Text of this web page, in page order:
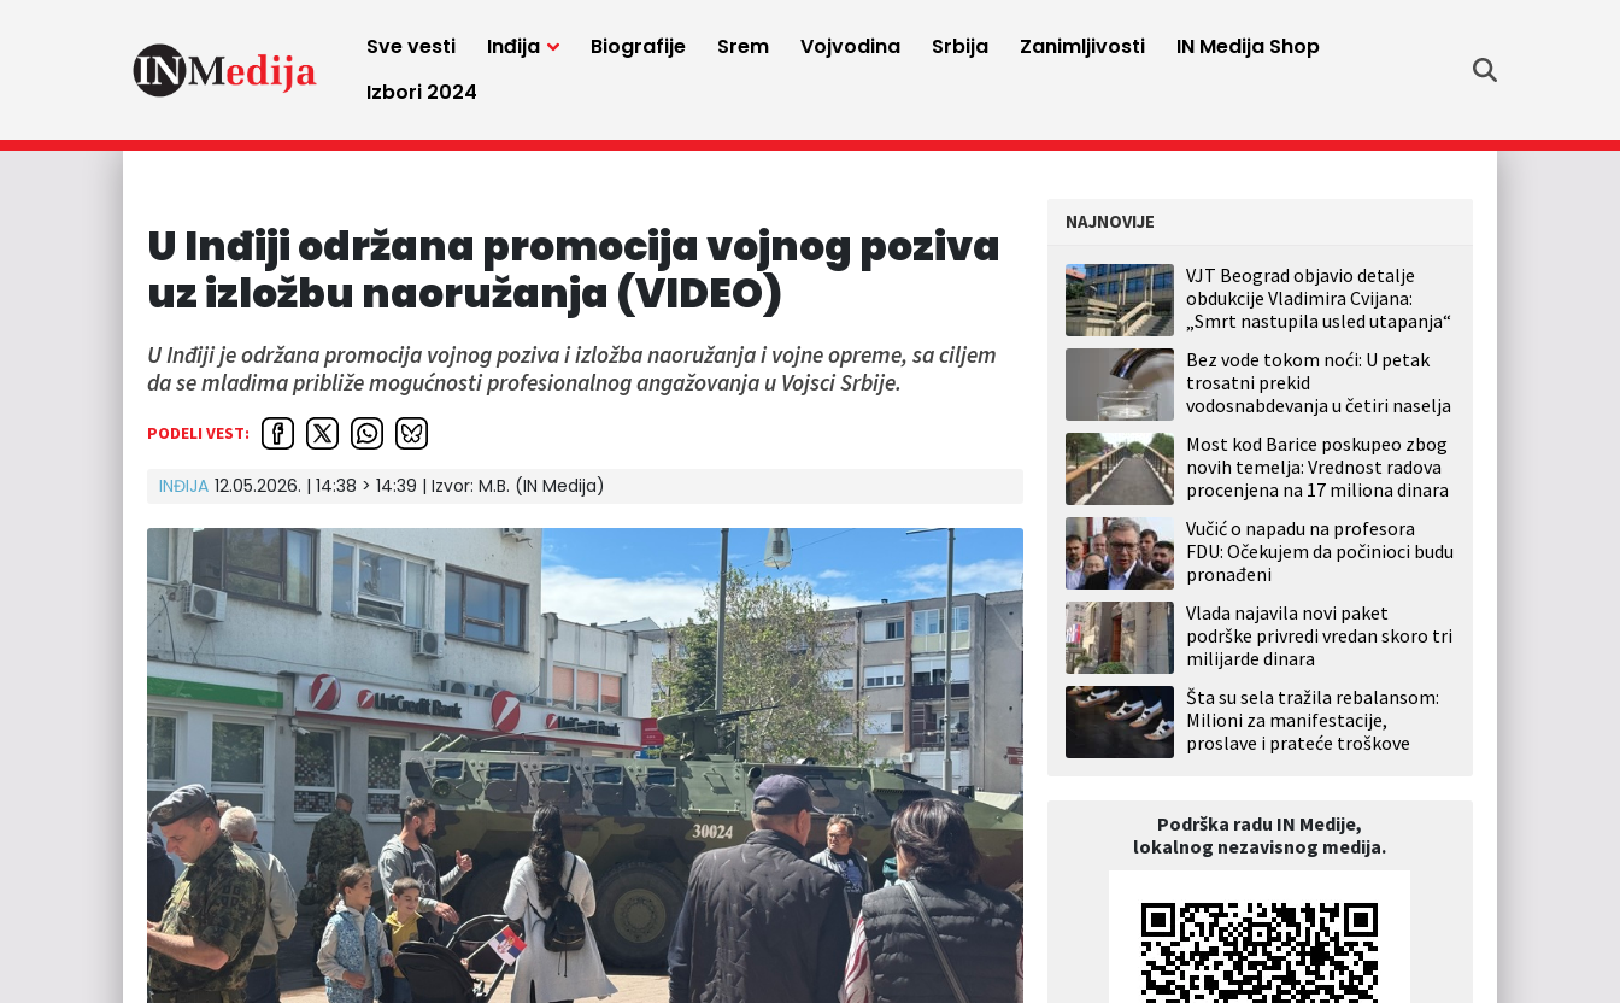
Sve vesti Inđija Biografije Srem Vojvodina Srbija Zanimljivosti
IN Medija Shop
Izbori 2024
U Inđiji održana promocija vojnog poziva
uz izložbu naoružanja (VIDEO)
U Inđiji je održana promocija vojnog poziva i izložba naoružanja i vojne opreme, sa ciljem
da se mladima približe mogućnosti profesionalnog angažovanja u Vojsci Srbije.
PODELI VEST:
INĐIJA 12.05.2026. | 14:38 > 14:39 | Izvor: M.B. (IN Medija)
NAJNOVIJE
VJT Beograd objavio detalje
obdukcije Vladimira Cvijana:
„Smrt nastupila usled utapanja“
Bez vode tokom noći: U petak
trosatni prekid
vodosnabdevanja u četiri naselja
Most kod Barice poskupeo zbog
novih temelja: Vrednost radova
procenjena na 17 miliona dinara
Vučić o napadu na profesora
FDU: Očekujem da počinioci budu
pronađeni
Vlada najavila novi paket
podrške privredi vredan skoro tri
milijarde dinara
Šta su sela tražila rebalansom:
Milioni za manifestacije,
proslave i prateće troškove
Podrška radu IN Medije,
lokalnog nezavisnog medija.